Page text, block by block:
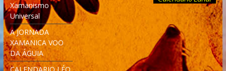
Xamanismo
Universal
A JORNADA
XAMANICA VOO
DA ÁGUIA